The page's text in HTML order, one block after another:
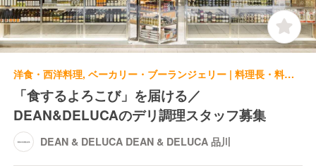
洋食・西洋料理, ベーカリー・ブーランジェリー | 料理長・料理長候補 | DEAN & DELUCA DEAN & DELUCA 品川
「食するよろこび」を届ける／
DEAN&DELUCAのデリ調理スタッフ募集
DEAN & DELUCA DEAN & DELUCA 品川